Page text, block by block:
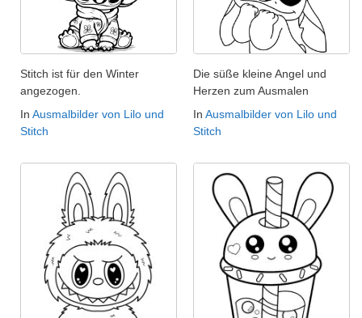
Stitch ist für den Winter
angezogen.
In Ausmalbilder von Lilo und
Stitch
Die süße kleine Angel und
Herzen zum Ausmalen
In Ausmalbilder von Lilo und
Stitch